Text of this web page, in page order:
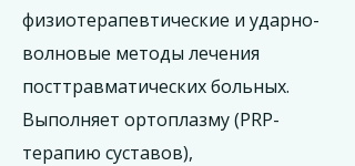
физиотерапевтические и ударно-
волновые методы лечения
посттравматических больных.
Выполняет ортоплазму (PRP-
терапию суставов),